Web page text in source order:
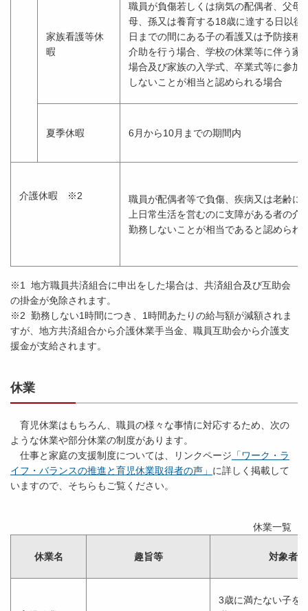
家族看護等休
暇
職員が負傷若しくは病気の配偶者、父母
母、孫又は養育する18歳に達する日以後
日までの間にある子の看護又は予防接種
介助を行う場合、学校の休業等に伴う家
場合及び家族の入学式、卒業式等に参加
しないことが相当と認められる場合
夏季休暇 6月から10月までの期間内
介護休暇 ※2
職員が配偶者等で負傷、疾病又は老齢に
上日常生活を営むのに支障がある者の介
勤務しないことが相当であると認められ
※1 地方職員共済組合に申出をした場合は、共済組合及び互助会
の掛金が免除されます。
※2 勤務しない1時間につき、1時間あたりの給与額が減額されま
すが、地方共済組合から介護休業手当金、職員互助会から介護支
援金が支給されます。
休業
育児休業はもちろん、職員の様々な事情に対応するため、次の
ような休業や部分休業の制度があります。
仕事と家庭の支援制度については、リンクページ 「ワーク・ラ
イフ・バランスの推進と育児休業取得者の声」 に詳しく掲載して
いますので、そちらもご覧ください。
休業一覧（
休業名 趣旨等 対象者
3歳に満たない子を